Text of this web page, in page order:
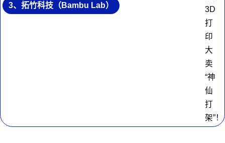
3、拓竹科技（Bambu Lab）